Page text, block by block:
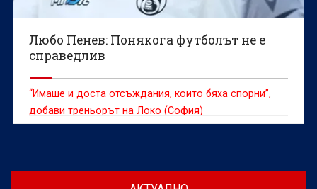
Любо Пенев: Понякога футболът не е
справедлив
“Имаше и доста отсъждания, които бяха спорни”,
добави треньорът на Локо (София)